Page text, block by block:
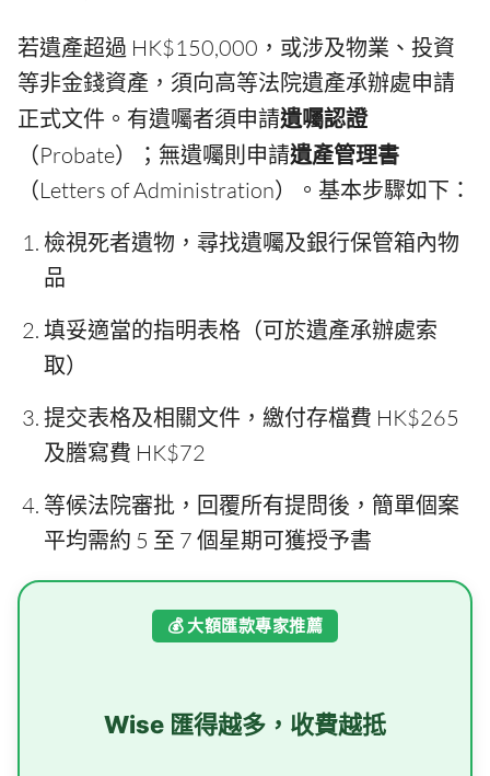
若遺產超過 HK$150,000，或涉及物業、投資
等非金錢資產，須向高等法院遺產承辦處申請
正式文件。有遺囑者須申請遺囑認證
（Probate）；無遺囑則申請遺產管理書
（Letters of Administration）。基本步驟如下：
檢視死者遺物，尋找遺囑及銀行保管箱內物
品
填妥適當的指明表格（可於遺產承辦處索
取）
提交表格及相關文件，繳付存檔費 HK$265
及謄寫費 HK$72
等候法院審批，回覆所有提問後，簡單個案
平均需約 5 至 7 個星期可獲授予書
💰 大額匯款專家推薦
Wise 匯得越多，收費越抵